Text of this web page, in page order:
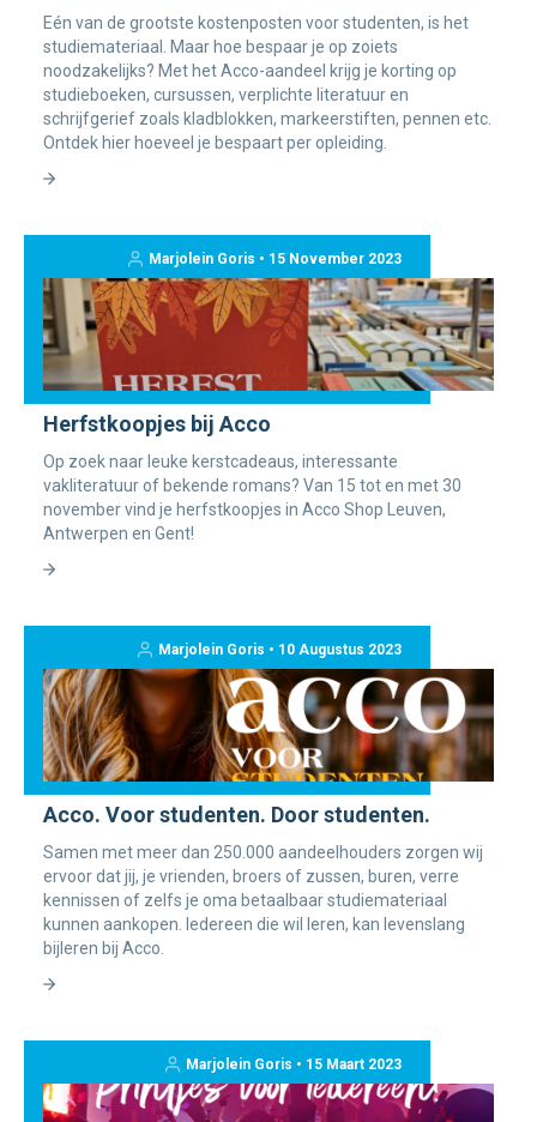
Eén van de grootste kostenposten voor studenten, is het
studiemateriaal. Maar hoe bespaar je op zoiets
noodzakelijks? Met het Acco-aandeel krijg je korting op
studieboeken, cursussen, verplichte literatuur en
schrijfgerief zoals kladblokken, markeerstiften, pennen etc.
Ontdek hier hoeveel je bespaart per opleiding.
Marjolein Goris • 15 November 2023
Herfstkoopjes bij Acco
Op zoek naar leuke kerstcadeaus, interessante
vakliteratuur of bekende romans? Van 15 tot en met 30
november vind je herfstkoopjes in Acco Shop Leuven,
Antwerpen en Gent!
Marjolein Goris • 10 Augustus 2023
Acco. Voor studenten. Door studenten.
Samen met meer dan 250.000 aandeelhouders zorgen wij
ervoor dat jij, je vrienden, broers of zussen, buren, verre
kennissen of zelfs je oma betaalbaar studiemateriaal
kunnen aankopen. Iedereen die wil leren, kan levenslang
bijleren bij Acco.
Marjolein Goris • 15 Maart 2023